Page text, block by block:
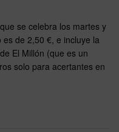
se celebra los martes y
de 2,50 €, e incluye la
El Millón (que es un
solo para acertantes en